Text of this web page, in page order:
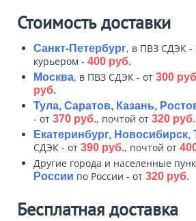
Стоимость доставки
Санкт-Петербург, в ПВЗ СДЭК -
курьером - 400 руб.
Москва, в ПВЗ СДЭК - от 300
руб.
Тула, Саратов, Казань,
- от 370 руб., почтой от 320 руб.
Екатеринбург, Новосибирск,
СДЭК - от 390 руб., почтой от
Другие города и населенные
России по России - от 320 руб.
Бесплатная доставка